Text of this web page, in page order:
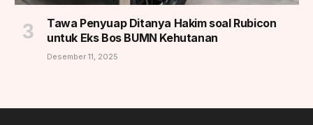
Tawa Penyuap Ditanya Hakim soal Rubicon
untuk Eks Bos BUMN Kehutanan
Desember 11, 2025